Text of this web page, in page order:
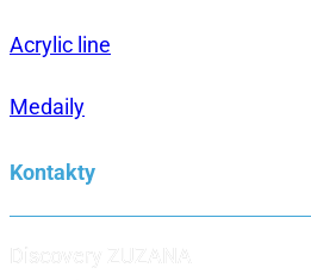
Acrylic line
Medaily
Kontakty